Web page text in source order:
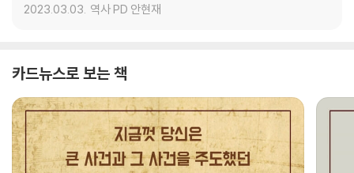
2023.03.03. 역사 PD 안현재
카드뉴스로 보는 책